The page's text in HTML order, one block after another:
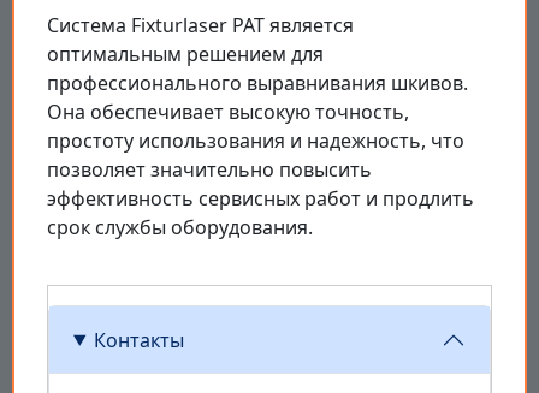
Система Fixturlaser PAT является
оптимальным решением для
профессионального выравнивания шкивов.
Она обеспечивает высокую точность,
простоту использования и надежность, что
позволяет значительно повысить
эффективность сервисных работ и продлить
срок службы оборудования.
Контакты